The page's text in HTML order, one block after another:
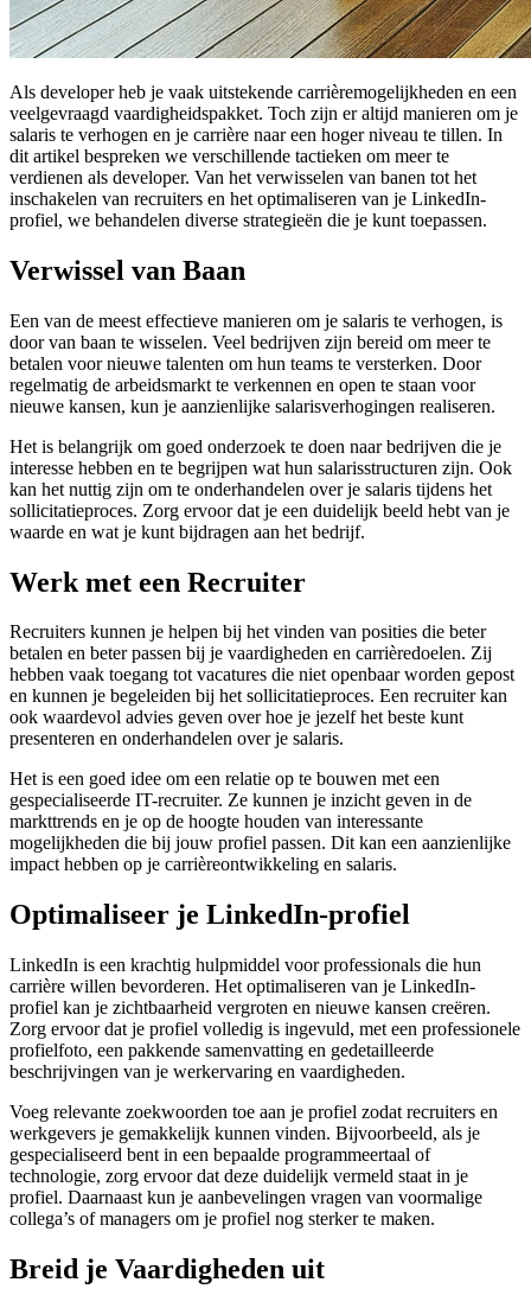
Als developer heb je vaak uitstekende carrièremogelijkheden en een
veelgevraagd vaardigheidspakket. Toch zijn er altijd manieren om je
salaris te verhogen en je carrière naar een hoger niveau te tillen. In
dit artikel bespreken we verschillende tactieken om meer te
verdienen als developer. Van het verwisselen van banen tot het
inschakelen van recruiters en het optimaliseren van je LinkedIn-
profiel, we behandelen diverse strategieën die je kunt toepassen.
Verwissel van Baan
Een van de meest effectieve manieren om je salaris te verhogen, is
door van baan te wisselen. Veel bedrijven zijn bereid om meer te
betalen voor nieuwe talenten om hun teams te versterken. Door
regelmatig de arbeidsmarkt te verkennen en open te staan voor
nieuwe kansen, kun je aanzienlijke salarisverhogingen realiseren.
Het is belangrijk om goed onderzoek te doen naar bedrijven die je
interesse hebben en te begrijpen wat hun salarisstructuren zijn. Ook
kan het nuttig zijn om te onderhandelen over je salaris tijdens het
sollicitatieproces. Zorg ervoor dat je een duidelijk beeld hebt van je
waarde en wat je kunt bijdragen aan het bedrijf.
Werk met een Recruiter
Recruiters kunnen je helpen bij het vinden van posities die beter
betalen en beter passen bij je vaardigheden en carrièredoelen. Zij
hebben vaak toegang tot vacatures die niet openbaar worden gepost
en kunnen je begeleiden bij het sollicitatieproces. Een recruiter kan
ook waardevol advies geven over hoe je jezelf het beste kunt
presenteren en onderhandelen over je salaris.
Het is een goed idee om een relatie op te bouwen met een
gespecialiseerde IT-recruiter. Ze kunnen je inzicht geven in de
markttrends en je op de hoogte houden van interessante
mogelijkheden die bij jouw profiel passen. Dit kan een aanzienlijke
impact hebben op je carrièreontwikkeling en salaris.
Optimaliseer je LinkedIn-profiel
LinkedIn is een krachtig hulpmiddel voor professionals die hun
carrière willen bevorderen. Het optimaliseren van je LinkedIn-
profiel kan je zichtbaarheid vergroten en nieuwe kansen creëren.
Zorg ervoor dat je profiel volledig is ingevuld, met een professionele
profielfoto, een pakkende samenvatting en gedetailleerde
beschrijvingen van je werkervaring en vaardigheden.
Voeg relevante zoekwoorden toe aan je profiel zodat recruiters en
werkgevers je gemakkelijk kunnen vinden. Bijvoorbeeld, als je
gespecialiseerd bent in een bepaalde programmeertaal of
technologie, zorg ervoor dat deze duidelijk vermeld staat in je
profiel. Daarnaast kun je aanbevelingen vragen van voormalige
collega’s of managers om je profiel nog sterker te maken.
Breid je Vaardigheden uit